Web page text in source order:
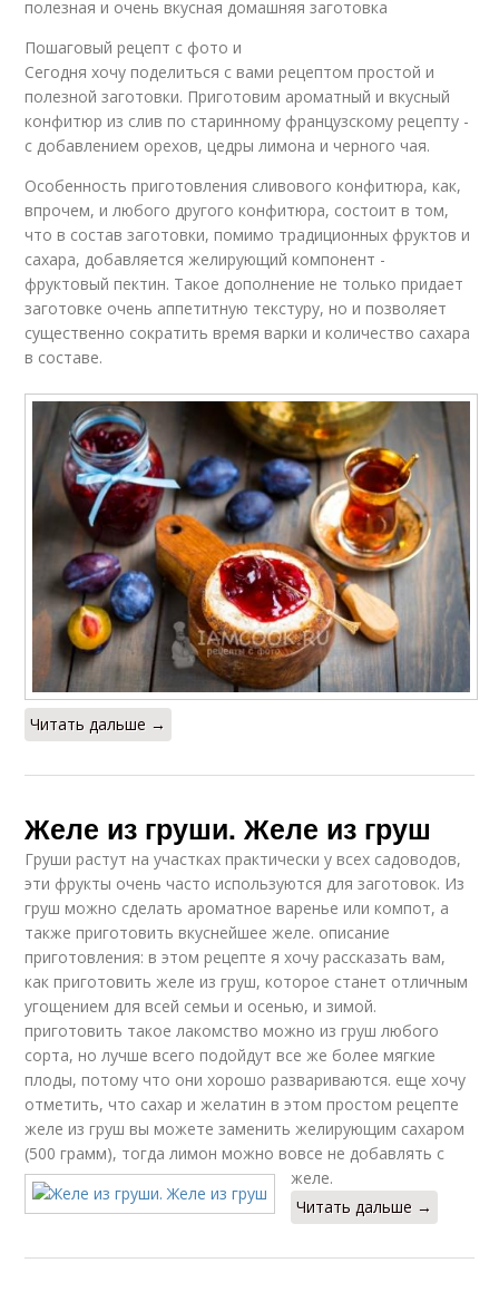
полезная и очень вкусная домашняя заготовка
Пошаговый рецепт с фото и
Сегодня хочу поделиться с вами рецептом простой и
полезной заготовки. Приготовим ароматный и вкусный
конфитюр из слив по старинному французскому рецепту -
с добавлением орехов, цедры лимона и черного чая.
Особенность приготовления сливового конфитюра, как,
впрочем, и любого другого конфитюра, состоит в том,
что в состав заготовки, помимо традиционных фруктов и
сахара, добавляется желирующий компонент -
фруктовый пектин. Такое дополнение не только придает
заготовке очень аппетитную текстуру, но и позволяет
существенно сократить время варки и количество сахара
в составе.
Читать дальше →
Желе из груши. Желе из груш
Груши растут на участках практически у всех садоводов,
эти фрукты очень часто используются для заготовок. Из
груш можно сделать ароматное варенье или компот, а
также приготовить вкуснейшее желе. описание
приготовления: в этом рецепте я хочу рассказать вам,
как приготовить желе из груш, которое станет отличным
угощением для всей семьи и осенью, и зимой.
приготовить такое лакомство можно из груш любого
сорта, но лучше всего подойдут все же более мягкие
плоды, потому что они хорошо развариваются. еще хочу
отметить, что сахар и желатин в этом простом рецепте
желе из груш вы можете заменить желирующим сахаром
(500 грамм), тогда лимон можно вовсе не добавлять с
желе.
Читать дальше →